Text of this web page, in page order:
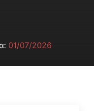
01/07/2026